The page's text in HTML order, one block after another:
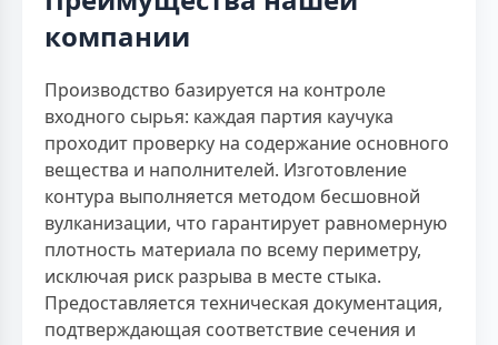
компании
Производство базируется на контроле
входного сырья: каждая партия каучука
проходит проверку на содержание основного
вещества и наполнителей. Изготовление
контура выполняется методом бесшовной
вулканизации, что гарантирует равномерную
плотность материала по всему периметру,
исключая риск разрыва в месте стыка.
Предоставляется техническая документация,
подтверждающая соответствие сечения и